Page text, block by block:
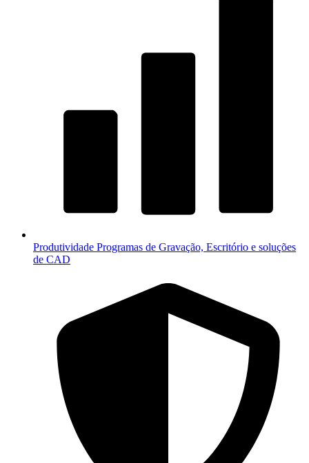
Produtividade Programas de Gravação, Escritório e soluções
de CAD